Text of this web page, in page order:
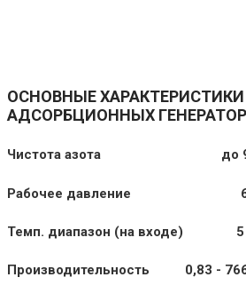
ОСНОВНЫЕ ХАРАКТЕРИСТИКИ
АДСОРБЦИОННЫХ
Чистота азота до
Рабочее давление 6-
Темп. диапазон (на входе) 5
Производительность 0,83 -